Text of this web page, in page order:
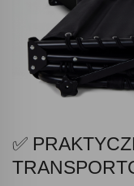
✅